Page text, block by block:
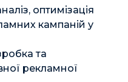
оптимізація
кампаній у
та
рекламної